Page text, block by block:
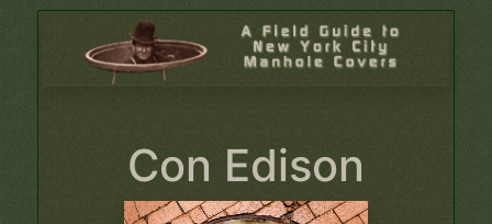
Con Edison